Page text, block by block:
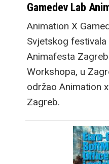
Gamedev Lab
Animation X
Svjetskog
Animafesta
Workshopa, u
održao Animation
Zagreb.